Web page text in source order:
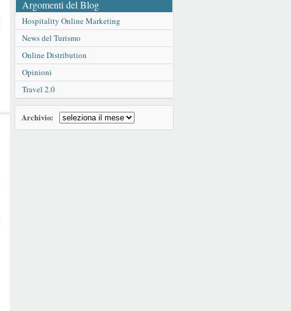
Argomenti del Blog
Hospitality Online Marketing
News del Turismo
Online Distribution
Opinioni
Travel 2.0
Archivio: